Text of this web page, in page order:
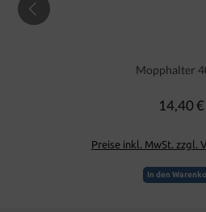
Mopphalter
14,40 €
Preise inkl. MwSt. zzgl.
In den